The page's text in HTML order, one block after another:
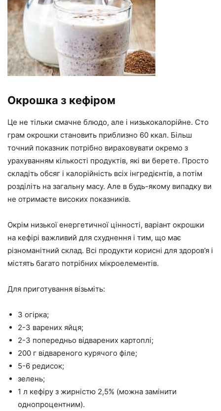
Окрошка з кефіром
Це не тільки смачне блюдо, але і низькокалорійне. Сто
грам окрошки становить приблизно 60 ккал. Більш
точний показник потрібно вираховувати окремо з
урахуванням кількості продуктів, які ви берете. Просто
складіть обсяг і калорійність всіх інгредієнтів, а потім
розділіть на загальну масу. Але в будь-якому випадку ви
не отримаєте високих показників.
Окрім низької енергетичної цінності, варіант окрошки
на кефірі важливий для схуднення і тим, що має
різноманітний склад. Всі продукти корисні для здоров’я і
містять багато потрібних мікроелементів.
Для приготування візьміть:
3 огірка;
2-3 варених яйця;
2-3 попередньо відварених картоплі;
200 г відвареного курячого філе;
5-6 редисок;
зелень;
1 л кефіру з жирністю 2,5% (можна замінити
однопроцентним).